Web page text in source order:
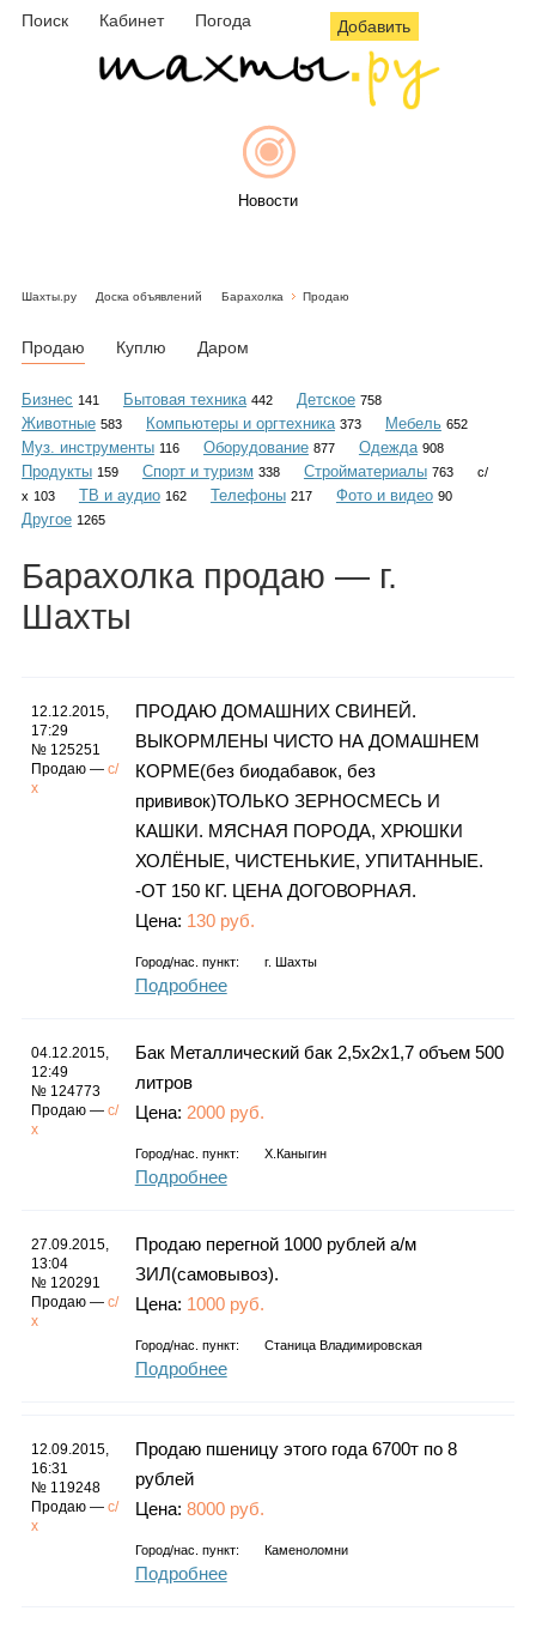
Поиск Кабинет Погода Добавить
Новости
Объявления
Гороскоп
Карты
Шахты.ру Доска объявлений Барахолка Продаю
Продаю Куплю Даром
Бизнес 141 Бытовая техника 442 Детское 758
Животные 583 Компьютеры и оргтехника 373 Мебель 652
Муз. инструменты 116 Оборудование 877 Одежда 908
Продукты 159 Спорт и туризм 338 Стройматериалы 763
с/
х 103 ТВ и аудио 162 Телефоны 217 Фото и видео 90
Другое 1265
Барахолка продаю — г.
Шахты
12.12.2015,
17:29
№ 125251
Продаю —с/
х
ПРОДАЮ ДОМАШНИХ СВИНЕЙ.
ВЫКОРМЛЕНЫ ЧИСТО НА ДОМАШНЕМ
КОРМЕ(без биодабавок, без
прививок)ТОЛЬКО ЗЕРНОСМЕСЬ И
КАШКИ. МЯСНАЯ ПОРОДА, ХРЮШКИ
ХОЛЁНЫЕ, ЧИСТЕНЬКИЕ, УПИТАННЫЕ.
-ОТ 150 КГ. ЦЕНА ДОГОВОРНАЯ.
Цена: 130 руб.
Город/нас. пункт: г. Шахты
Подробнее
04.12.2015,
12:49
№ 124773
Продаю —с/
х
Бак Металлический бак 2,5х2х1,7 объем 500
литров
Цена: 2000 руб.
Город/нас. пункт: Х.каныгин
Подробнее
27.09.2015,
13:04
№ 120291
Продаю —с/
х
Продаю перегной 1000 рублей а/м
ЗИЛ(самовывоз).
Цена: 1000 руб.
Город/нас. пункт: Станица Владимировская
Подробнее
12.09.2015,
16:31
№ 119248
Продаю —с/
х
Продаю пшеницу этого года 6700т по 8
рублей
Цена: 8000 руб.
Город/нас. пункт: Каменоломни
Подробнее